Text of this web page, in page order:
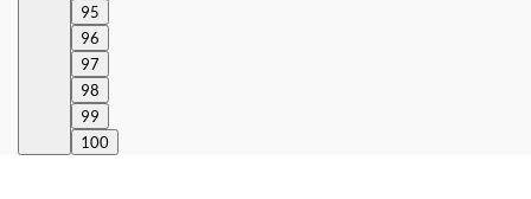
95
96
97
98
99
100